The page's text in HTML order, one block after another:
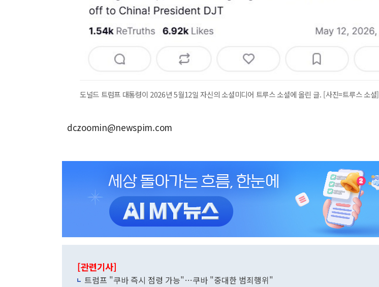
도널드 트럼프 대통령이 2026년 5월12일 자신의 소셜미디어 트루스 소셜에 올린 글. [사진=트루스 소셜]
dczoomin@newspim.com
[관련기사]
트럼프 "쿠바 즉시 점령 가능"…쿠바 "중대한 범죄행위"